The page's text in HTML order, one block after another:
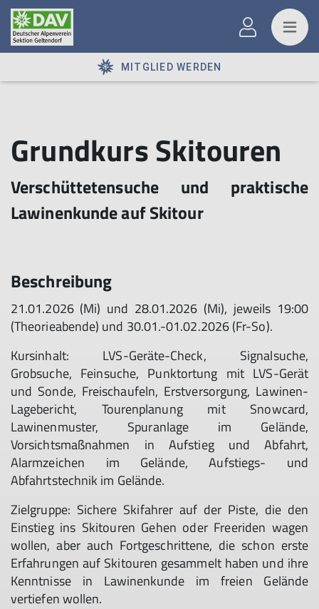
MITGLIED WERDEN
Grundkurs Skitouren
Verschüttetensuche und praktische
Lawinenkunde auf Skitour
Beschreibung
21.01.2026 (Mi) und 28.01.2026 (Mi), jeweils 19:00
(Theorieabende) und 30.01.-01.02.2026 (Fr-So).
Kursinhalt: LVS-Geräte-Check, Signalsuche,
Grobsuche, Feinsuche, Punktortung mit LVS-Gerät
und Sonde, Freischaufeln, Erstversorgung, Lawinen-
Lagebericht, Tourenplanung mit Snowcard,
Lawinenmuster, Spuranlage im Gelände,
Vorsichtsmaßnahmen in Aufstieg und Abfahrt,
Alarmzeichen im Gelände, Aufstiegs- und
Abfahrtstechnik im Gelände.
Zielgruppe: Sichere Skifahrer auf der Piste, die den
Einstieg ins Skitouren Gehen oder Freeriden wagen
wollen, aber auch Fortgeschrittene, die schon erste
Erfahrungen auf Skitouren gesammelt haben und ihre
Kenntnisse in Lawinenkunde im freien Gelände
vertiefen wollen.